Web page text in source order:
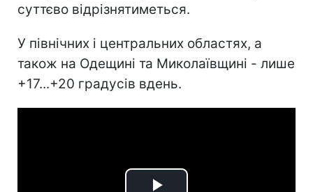
суттєво відрізнятиметься.
У північних і центральних областях, а
також на Одещині та Миколаївщині - лише
+17...+20 градусів вдень.